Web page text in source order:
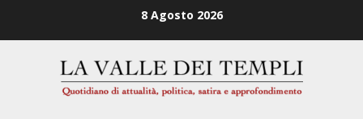
8 Agosto 2026